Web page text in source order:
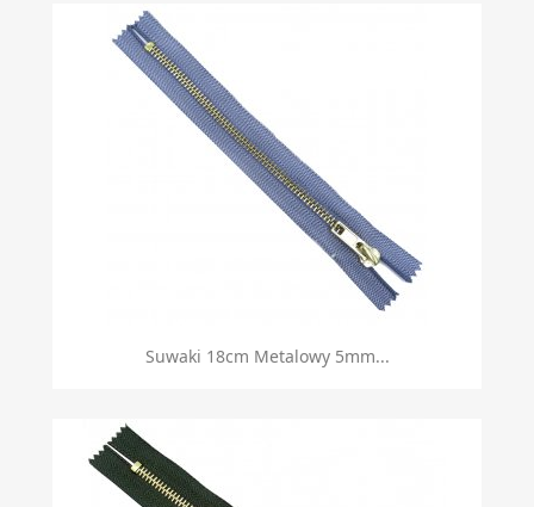
Suwaki 18cm Metalowy 5mm...